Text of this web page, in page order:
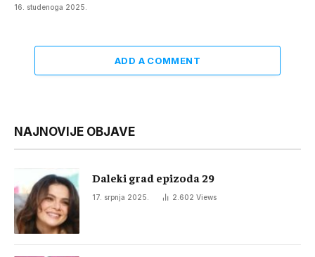
16. studenoga 2025.
ADD A COMMENT
NAJNOVIJE OBJAVE
Daleki grad epizoda 29
17. srpnja 2025. 2.602 Views